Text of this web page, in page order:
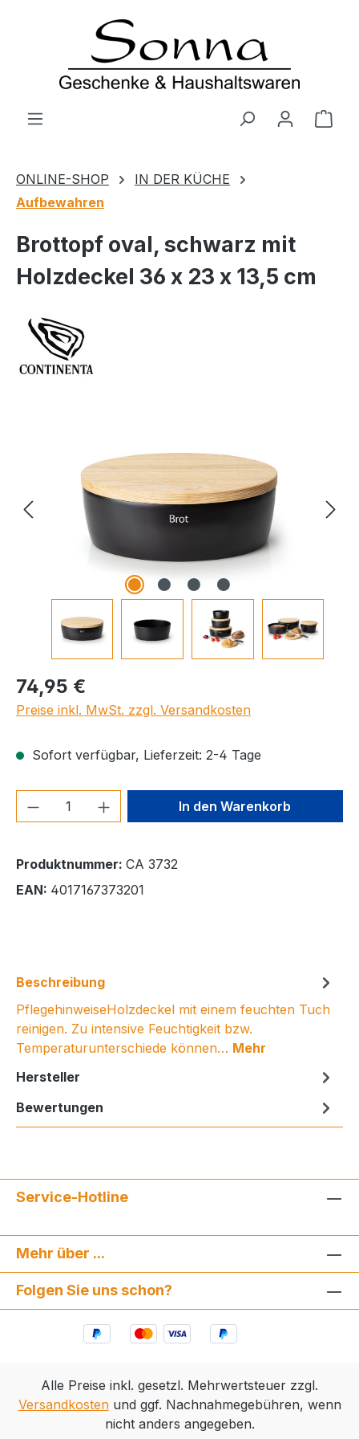
Zum Hauptinhalt springen
ONLINE-SHOP
IN DER KÜCHE
Aufbewahren
Brottopf oval, schwarz mit
Holzdeckel 36 x 23 x 13,5 cm
Regulärer Preis:
74,95 €
Preise inkl. MwSt. zzgl. Versandkosten
Sofort verfügbar, Lieferzeit: 2-4 Tage
Produkt Anzahl: Gib denIn den Warenkorb
Produktnummer: CA 3732
EAN: 4017167373201
Beschreibung
PflegehinweiseHolzdeckel mit einem feuchten Tuch
reinigen. Zu intensive Feuchtigkeit bzw.
Temperaturunterschiede können… Mehr
Hersteller
Bewertungen
Service-Hotline
Mehr über ...
Folgen Sie uns schon?
Alle Preise inkl. gesetzl. Mehrwertsteuer zzgl.
Versandkostenund ggf. Nachnahmegebühren, wenn
nicht anders angegeben.